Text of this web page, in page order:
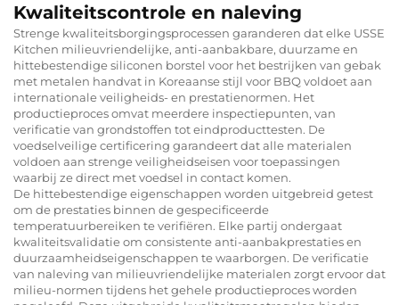
Kwaliteitscontrole en naleving
Strenge kwaliteitsborgingsprocessen garanderen dat elke USSE
Kitchen milieuvriendelijke, anti-aanbakbare, duurzame en
hittebestendige siliconen borstel voor het bestrijken van gebak
met metalen handvat in Koreaanse stijl voor BBQ voldoet aan
internationale veiligheids- en prestatienormen. Het
productieproces omvat meerdere inspectiepunten, van
verificatie van grondstoffen tot eindproducttesten. De
voedselveilige certificering garandeert dat alle materialen
voldoen aan strenge veiligheidseisen voor toepassingen
waarbij ze direct met voedsel in contact komen.
De hittebestendige eigenschappen worden uitgebreid getest
om de prestaties binnen de gespecificeerde
temperatuurbereiken te verifiëren. Elke partij ondergaat
kwaliteitsvalidatie om consistente anti-aanbakprestaties en
duurzaamheidseigenschappen te waarborgen. De verificatie
van naleving van milieuvriendelijke materialen zorgt ervoor dat
milieu-normen tijdens het gehele productieproces worden